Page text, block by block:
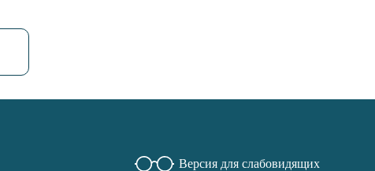
Версия для слабовидящих